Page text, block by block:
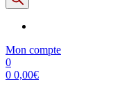
Mon compte
0
0 0,00€